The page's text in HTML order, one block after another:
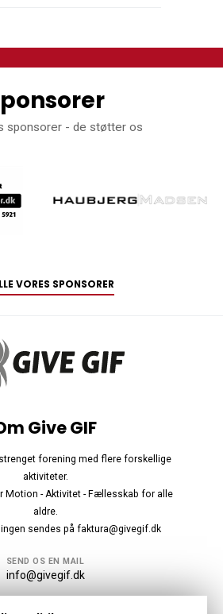
sponsorer - de støtter os
VORES SPONSORER
Give GIF
forening med flere forskellige
aktiviteter.
Motion - Aktivitet - Fællesskab for alle
aldre.
sendes på faktura@givegif.dk
SEND OS EN MAIL
info@givegif.dk